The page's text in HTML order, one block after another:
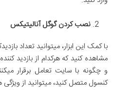
نصب کردن گوگل آنالیتیکس
با کمک این ابزار، میتوانید تعداد
مشاهده کنید که هرکدام از بازدید
و چگونه با سایت تعامل برقرار
کنسول متصل کنید، میتوانید از